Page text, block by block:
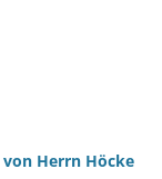
Herrn Höcke